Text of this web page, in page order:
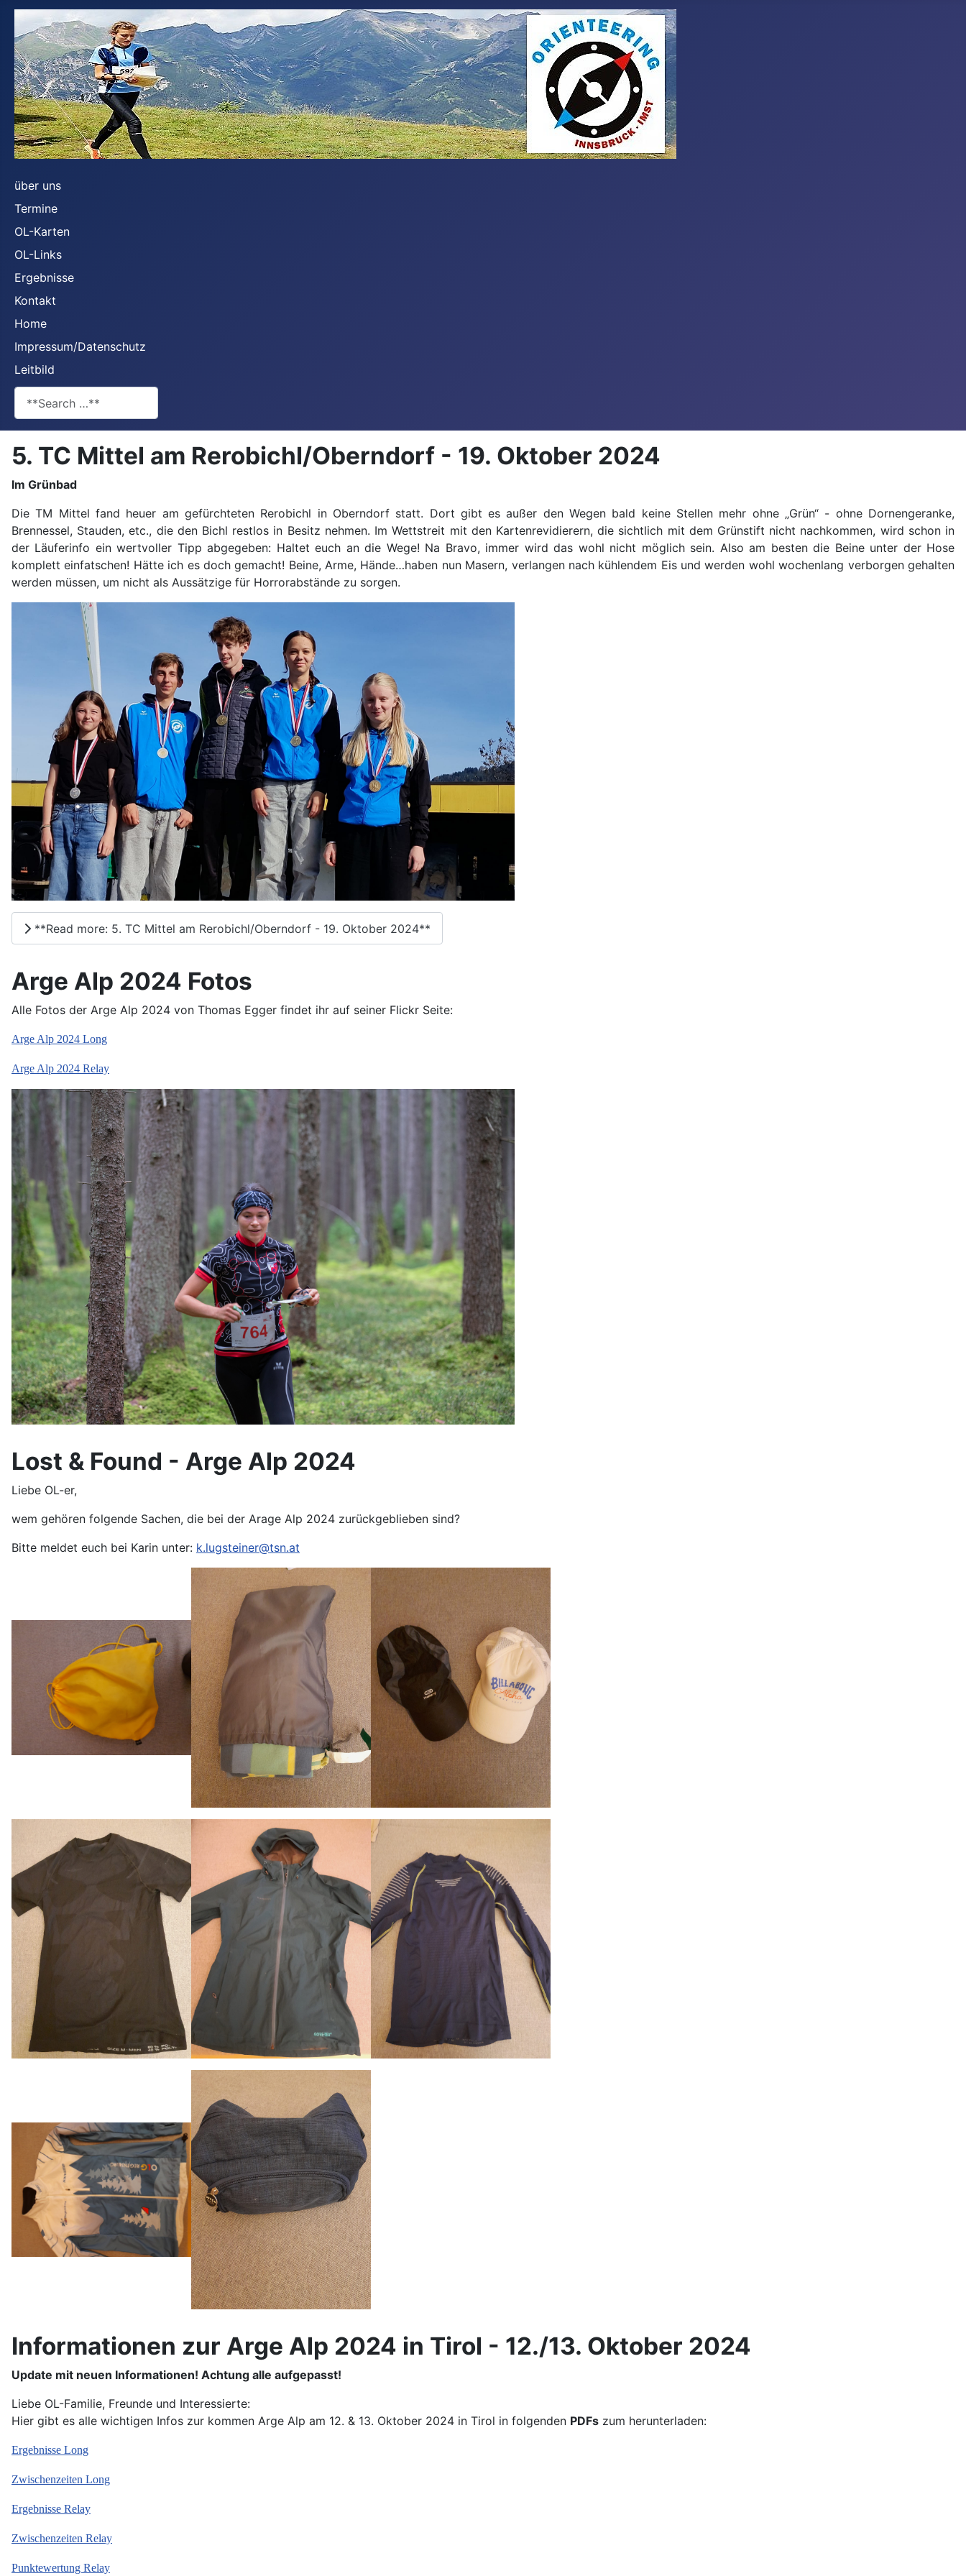
über uns
Termine
OL-Karten
OL-Links
Ergebnisse
Kontakt
Home
Impressum/Datenschutz
Leitbild
5. TC Mittel am Rerobichl/Oberndorf - 19. Oktober 2024
Im Grünbad
Die TM Mittel fand heuer am gefürchteten Rerobichl in Oberndorf statt. Dort gibt es außer den Wegen bald keine Stellen mehr ohne „Grün“ - ohne Dornengeranke,
Brennessel, Stauden, etc., die den Bichl restlos in Besitz nehmen. Im Wettstreit mit den Kartenrevidierern, die sichtlich mit dem Grünstift nicht nachkommen, wird schon in
der Läuferinfo ein wertvoller Tipp abgegeben: Haltet euch an die Wege! Na Bravo, immer wird das wohl nicht möglich sein. Also am besten die Beine unter der Hose
komplett einfatschen! Hätte ich es doch gemacht! Beine, Arme, Hände…haben nun Masern, verlangen nach kühlendem Eis und werden wohl wochenlang verborgen gehalten
werden müssen, um nicht als Aussätzige für Horrorabstände zu sorgen.
**Read more: 5. TC Mittel am Rerobichl/Oberndorf - 19. Oktober 2024**
Arge Alp 2024 Fotos
Alle Fotos der Arge Alp 2024 von Thomas Egger findet ihr auf seiner Flickr Seite:
Arge Alp 2024 Long
Arge Alp 2024 Relay
Lost & Found - Arge Alp 2024
Liebe OL-er,
wem gehören folgende Sachen, die bei der Arage Alp 2024 zurückgeblieben sind?
Bitte meldet euch bei Karin unter: k.lugsteiner@tsn.at
Informationen zur Arge Alp 2024 in Tirol - 12./13. Oktober 2024
Update mit neuen Informationen! Achtung alle aufgepasst!
Liebe OL-Familie, Freunde und Interessierte:
Hier gibt es alle wichtigen Infos zur kommen Arge Alp am 12. & 13. Oktober 2024 in Tirol in folgenden PDFs zum herunterladen:
Ergebnisse Long
Zwischenzeiten Long
Ergebnisse Relay
Zwischenzeiten Relay
Punktewertung Relay